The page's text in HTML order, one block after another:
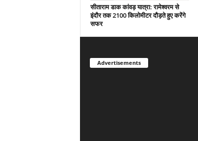
सीताराम डाक कांवड़ यात्रा: रामेश्वरम से
इंदौर तक 2100 किलोमीटर दौड़ते हुए करेंगे
सफर
Advertisements